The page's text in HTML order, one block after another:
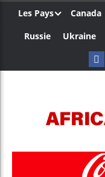
Les Pays Canada
Russie
Ukraine